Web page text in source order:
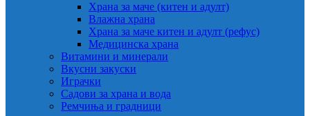
Храна за маче (китен и адулт)
Влажна храна
Храна за маче китен и адулт (рефус)
Медицинска храна
Витамини и минерали
Вкусни закуски
Играчки
Садови за храна и вода
Ремчиња и градници